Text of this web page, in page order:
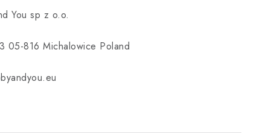
You sp z o.o.
05-816 Michalowice Poland